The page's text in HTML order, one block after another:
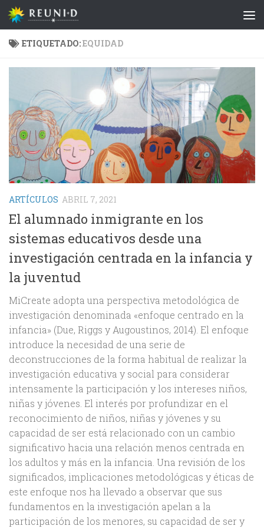
Saltar al contenido
ETIQUETADO:EQUIDAD
ARTÍCULOS ABRIL 7, 2021
El alumnado inmigrante en los
sistemas educativos desde una
investigación centrada en la infancia y
la juventud
MiCreate adopta una perspectiva metodológica de
investigación denominada «enfoque centrado en la
infancia» (Due, Riggs y Augoustinos, 2014). El enfoque
introduce la necesidad de una serie de
deconstrucciones de la forma habitual de realizar la
investigación educativa y social para considerar
intensamente la participación y los intereses niños,
niñas y jóvenes. El interés por profundizar en el
reconocimiento de niños, niñas y jóvenes y su
capacidad de ser está relacionado con un cambio
significativo hacia una relación menos centrada en
los adultos y más en la infancia. Una revisión de los
significados, implicaciones metodológicas y éticas de
este enfoque nos ha llevado a observar que sus
fundamentos en la investigación apelan a la
participación de los menores, su capacidad de ser y